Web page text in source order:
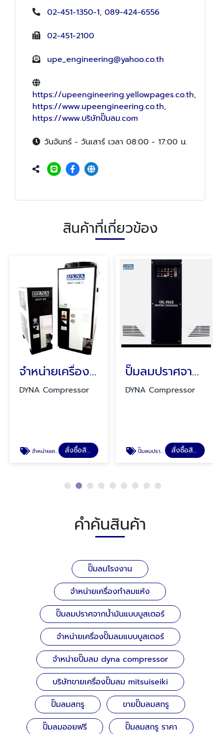
02-451-1350-1, 089-424-6556
02-451-2100
upe_engineering@yahoo.co.th
https://upeengineering.yellowpages.co.th,
https://www.upeengineering.co.th,
https://www.บริษัทปั๊มลม.com
วันจันทร์ - วันเสาร์ เวลา 08:00 - 17:00 น.
สินค้าที่เกี่ยวข้อง
จำหน่ายเครื่องทำลมแห้ง
DYNA Compressor
จำหน่ายเครื่องทำลมแห้ง สั่งซื้อสินค้า
ปั๊มลมปราศจากน้ำมันแบบบูสเตอร์
DYNA Compressor
ปั๊มลมปราศจากน้ำมันแบบบูสเตอร์ สั่งซื้อสินค้า
คำค้นสินค้า
ปั๊มลมโรงงาน
จำหน่ายเครื่องทำลมแห้ง
ปั๊มลมปราศจากน้ำมันแบบบูสเตอร์
จำหน่ายเครื่องปั๊มลมแบบบูสเตอร์
จําหน่ายปั๊มลม dyna compressor
บริษัทขายเครื่องปั๊มลม mitsuiseiki
ปั๊มลมสกรู
ขายปั๊มลมสกรู
ปั๊มลมออยฟรี
ปั๊มลมสกรู ราคา